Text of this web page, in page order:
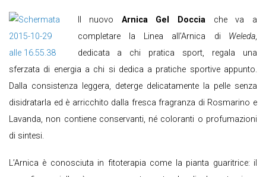
Il nuovo Arnica Gel Doccia che va a
completare la Linea all’Arnica di Weleda,
dedicata a chi pratica sport, regala una
sferzata di energia a chi si dedica a pratiche sportive appunto.
Dalla consistenza leggera, deterge delicatamente la pelle senza
disidratarla ed è arricchito dalla fresca fragranza di Rosmarino e
Lavanda, non contiene conservanti, né coloranti o profumazioni
di sintesi.
L’Arnica è conosciuta in fitoterapia come la pianta guaritrice: il